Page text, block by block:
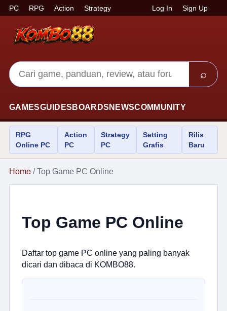
PC RPG Action Strategy Log In Sign Up
⌕
GAMESGUIDES BOARDS NEWSCOMMUNITY
RPG
Online PC
Action
PC
Strategy
PC
Setting
Grafis
Rilis
Baru
Home / Top Game PC Online
Top Game PC Online
Daftar top game PC online yang paling banyak
dicari dan dibaca di KOMBO88.